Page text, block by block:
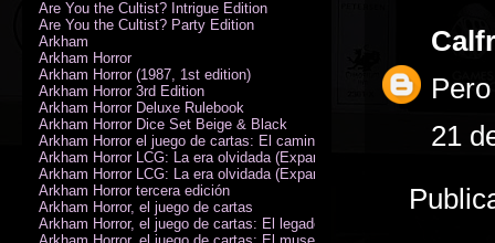
21
Are You the Cultist? Intrigue Edition
Are You the Cultist? Party Edition
Arkham
Arkham Horror
Arkham Horror (1987, 1st edition)
Arkham Horror 3rd Edition
Arkham Horror Deluxe Rulebook
Arkham Horror Dice Set Beige & Black
Arkham Horror el juego de cartas: El camino a Carcosa - Exp.
Arkham Horror LCG: La era olvidada (Expansión de campaña)
Arkham Horror LCG: La era olvidada (Expansión de investigadores)
Arkham Horror tercera edición
Arkham Horror, el juego de cartas
Arkham Horror, el juego de cartas: El legado de Dunwich expansión